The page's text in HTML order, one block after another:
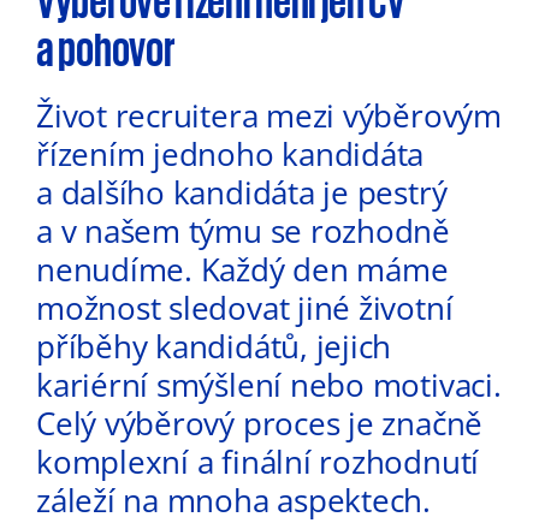
a pohovor
Život recruitera mezi výběrovým
řízením jednoho kandidáta
a dalšího kandidáta je pestrý
a v našem týmu se rozhodně
nenudíme. Každý den máme
možnost sledovat jiné životní
příběhy kandidátů, jejich
kariérní smýšlení nebo motivaci.
Celý výběrový proces je značně
komplexní a finální rozhodnutí
záleží na mnoha aspektech.